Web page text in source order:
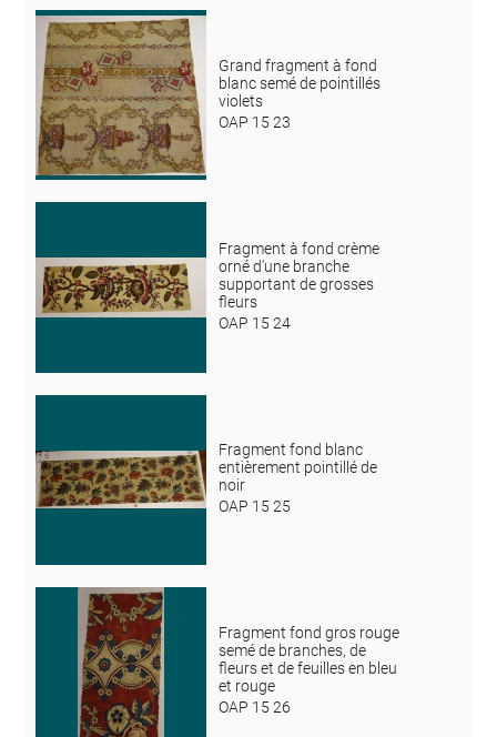
Grand fragment à fond
blanc semé de pointillés
violets
OAP 15 23
Fragment à fond crème
orné d'une branche
supportant de grosses
fleurs
OAP 15 24
Fragment fond blanc
entièrement pointillé de
noir
OAP 15 25
Fragment fond gros rouge
semé de branches, de
fleurs et de feuilles en bleu
et rouge
OAP 15 26